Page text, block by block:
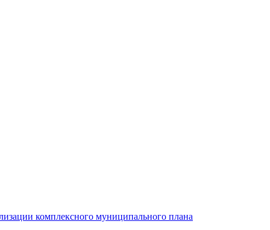
комплексного муниципального плана